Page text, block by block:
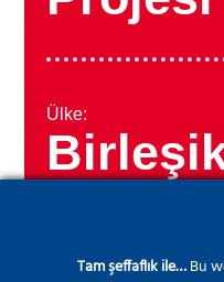
Ülke:
Tam şeffaflık ile…Bu